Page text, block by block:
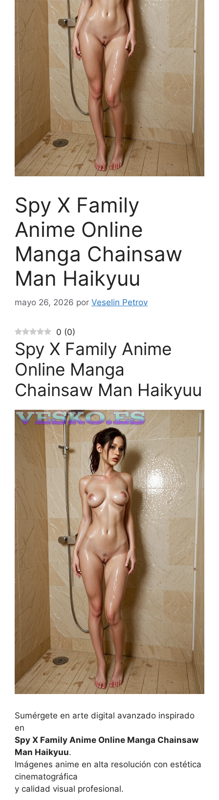
Spy X Family
Anime Online
Manga Chainsaw
Man Haikyuu
mayo 26, 2026 por Veselin Petrov
0 (0)
Spy X Family Anime
Online Manga
Chainsaw Man Haikyuu
Sumérgete en arte digital avanzado inspirado
en
Spy X Family Anime Online Manga Chainsaw
Man Haikyuu.
Imágenes anime en alta resolución con estética
cinematográfica
y calidad visual profesional.